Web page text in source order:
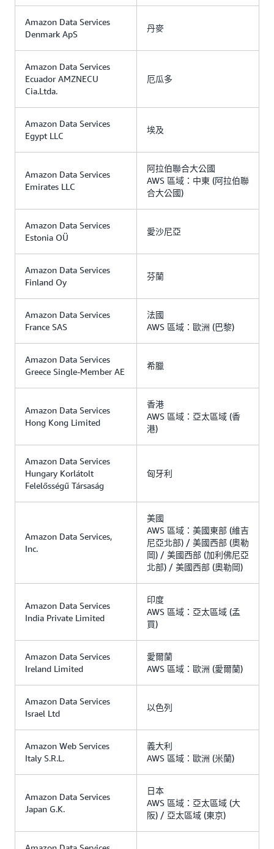
Amazon Data Services
Denmark ApS
丹麥
Amazon Data Services
Ecuador AMZNECU
Cia.Ltda.
厄瓜多
Amazon Data Services
Egypt LLC
埃及
Amazon Data Services
Emirates LLC
阿拉伯聯合大公國
AWS 區域：中東 (阿拉伯聯
合大公國)
Amazon Data Services
Estonia OÜ
愛沙尼亞
Amazon Data Services
Finland Oy
芬蘭
Amazon Data Services
France SAS
法國
AWS 區域：歐洲 (巴黎)
Amazon Data Services
Greece Single-Member AE
希臘
Amazon Data Services
Hong Kong Limited
香港
AWS 區域：亞太區域 (香
港)
Amazon Data Services
Hungary Korlátolt
Felelősségű Társaság
匈牙利
Amazon Data Services,
Inc.
美國
AWS 區域：美國東部 (維吉
尼亞北部) / 美國西部 (奧勒
岡) / 美國西部 (加利佛尼亞
北部) / 美國西部 (奧勒岡)
Amazon Data Services
India Private Limited
印度
AWS 區域：亞太區域 (孟
買)
Amazon Data Services
Ireland Limited
愛爾蘭
AWS 區域：歐洲 (愛爾蘭)
Amazon Data Services
Israel Ltd
以色列
Amazon Web Services
Italy S.R.L.
義大利
AWS 區域：歐洲 (米蘭)
Amazon Data Services
Japan G.K.
日本
AWS 區域：亞太區域 (大
阪) / 亞太區域 (東京)